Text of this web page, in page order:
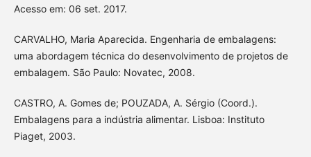
Acesso em: 06 set. 2017.
CARVALHO, Maria Aparecida. Engenharia de embalagens:
uma abordagem técnica do desenvolvimento de projetos de
embalagem. São Paulo: Novatec, 2008.
CASTRO, A. Gomes de; POUZADA, A. Sérgio (Coord.).
Embalagens para a indústria alimentar. Lisboa: Instituto
Piaget, 2003.